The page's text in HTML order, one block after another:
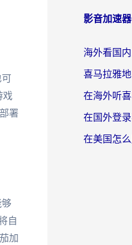
可
戏
署
够
自
加
影音加速器